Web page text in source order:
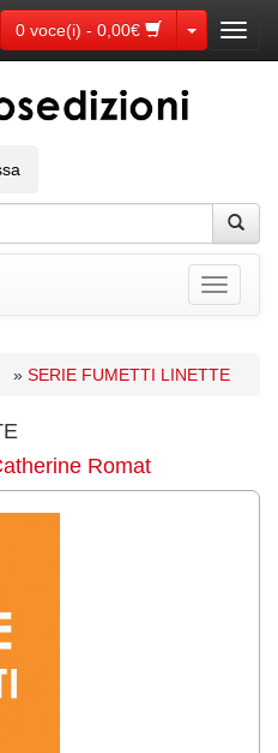
0 voce(i) - 0,00€ Toggle
Toggle
» SERIE FUMETTI LINETTE
Romat